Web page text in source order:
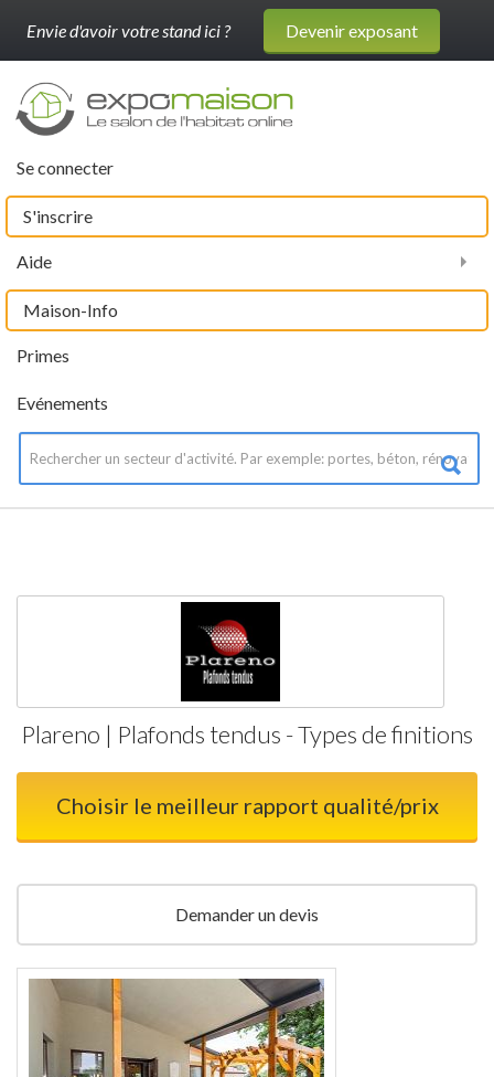
Envie d'avoir votre stand ici ? Devenir exposant
Se connecter
S'inscrire
Aide
Evénements
Primes
Maison-Info
Plareno | Plafonds tendus - Types de finitions
Choisir le meilleur rapport qualité/prix
Demander un devis